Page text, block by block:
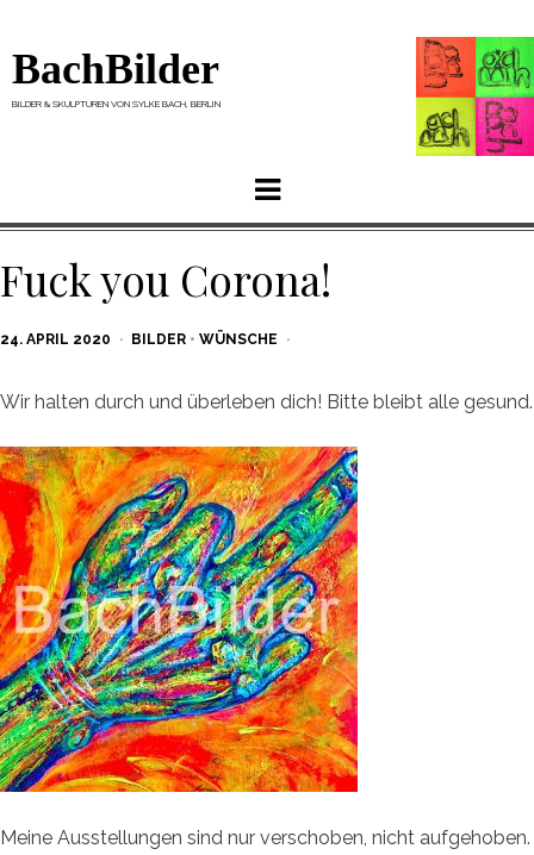
BachBilder
BILDER & SKULPTUREN VON SYLKE BACH, BERLIN
Menu
Fuck you Corona!
POSTED
24. APRIL 2020 BILDER • WÜNSCHE
Wir halten durch und überleben dich! Bitte bleibt alle gesund.
Meine Ausstellungen sind nur verschoben, nicht aufgehoben.